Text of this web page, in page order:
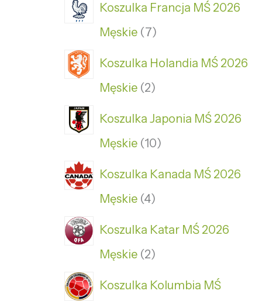
Koszulka Francja MŚ 2026
Męskie 7
Koszulka Holandia MŚ 2026
Męskie 2
Koszulka Japonia MŚ 2026
Męskie 10
Koszulka Kanada MŚ 2026
Męskie 4
Koszulka Katar MŚ 2026
Męskie 2
Koszulka Kolumbia MŚ